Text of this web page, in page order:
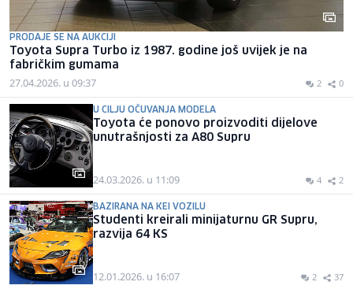
PRODAJE SE NA AUKCIJI
Toyota Supra Turbo iz 1987. godine još uvijek je na
fabričkim gumama
27.04.2026. u 09:37 2 0
U CILJU OČUVANJA MODELA
Toyota će ponovo proizvoditi dijelove
unutrašnjosti za A80 Supru
24.03.2026. u 11:09 4 2
BAZIRANA NA KEI VOZILU
Studenti kreirali minijaturnu GR Supru,
razvija 64 KS
12.01.2026. u 16:07 2 37